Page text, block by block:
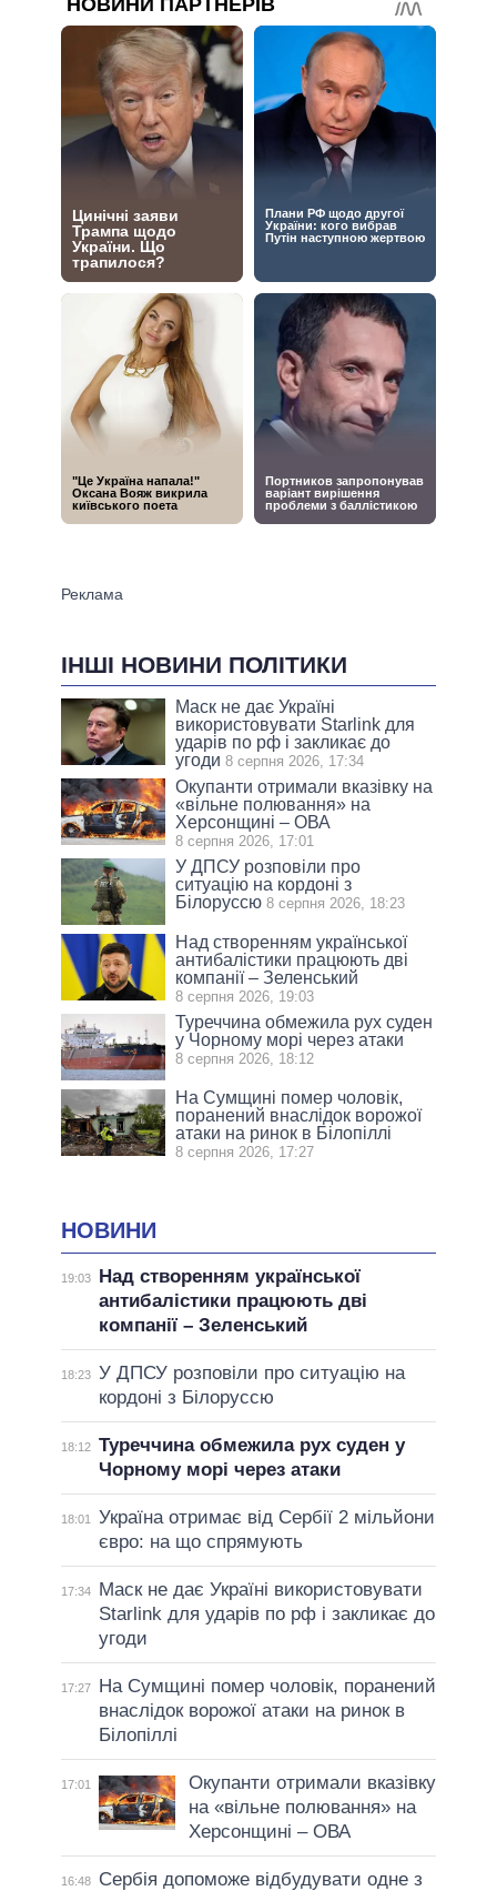
ІНШІ НОВИНИ ПОЛІТИКИ
Маск не дає Україні
використовувати Starlink для
ударів по рф і закликає до
угоди 8 серпня 2026, 17:34
Окупанти отримали вказівку на
«вільне полювання» на
Херсонщині – ОВА
8 серпня 2026, 17:01
У ДПСУ розповіли про
ситуацію на кордоні з
Білоруссю 8 серпня 2026, 18:23
Над створенням української
антибалістики працюють дві
компанії – Зеленський
8 серпня 2026, 19:03
Туреччина обмежила рух суден
у Чорному морі через атаки
8 серпня 2026, 18:12
На Сумщині помер чоловік,
поранений внаслідок ворожої
атаки на ринок в Білопіллі
8 серпня 2026, 17:27
НОВИНИ
19:03
Над створенням української
антибалістики працюють дві
компанії – Зеленський
18:23 У ДПСУ розповіли про ситуацію на
кордоні з Білоруссю
18:12 Туреччина обмежила рух суден у
Чорному морі через атаки
18:01
Україна отримає від Сербії 2 мільйони
євро: на що спрямують
17:34
Маск не дає Україні використовувати
Starlink для ударів по рф і закликає до
угоди
17:27
На Сумщині помер чоловік, поранений
внаслідок ворожої атаки на ринок в
Білопіллі
17:01
Окупанти отримали вказівку
на «вільне полювання» на
Херсонщині – ОВА
16:48
Сербія допоможе відбудувати одне з